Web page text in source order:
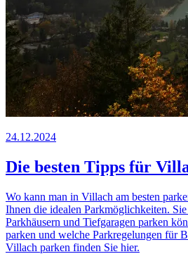
24.12.2024
Die besten Tipps für
Wo kann man in Villach am besten
Ihnen die idealen Parkmöglichkeiten.
Parkhäusern und Tiefgaragen parken
parken und welche Parkregelungen für
Villach parken finden Sie hier.